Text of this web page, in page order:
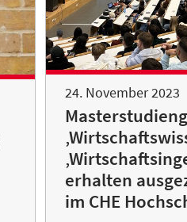
24. November 2023
erhalten
im CHE